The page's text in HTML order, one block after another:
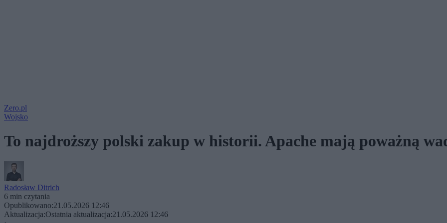
Zero.pl
Wojsko
To najdroższy polski zakup w historii. Apache mają poważną
Radosław Ditrich
6 min czytania
Opublikowano:21.05.2026 12:46
Aktualizacja:Ostatnia aktualizacja:21.05.2026 12:46